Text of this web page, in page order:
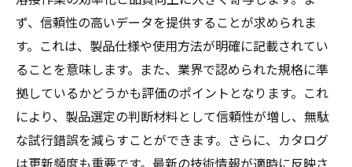
カタログを通じて作業環境を改善する方法
ず、信頼性の高いデータを提供することが求められま
す。これは、製品仕様や使用方法が明確に記載されてい
ることを意味します。また、業界で認められた規格に準
拠しているかどうかも評価のポイントとなります。これ
により、製品選定の判断材料として信頼性が増し、無駄
な試行錯誤を減らすことができます。さらに、カタログ